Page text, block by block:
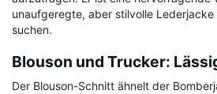
unaufgeregte, aber stilvolle
suchen.
Blouson und Trucker:
Der Blouson-Schnitt ähnelt der